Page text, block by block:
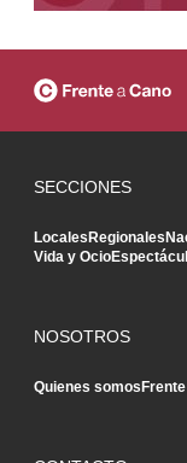
SECCIONES
LocalesRegionales
Vida y Ocio
NOSOTROS
Quienes somos